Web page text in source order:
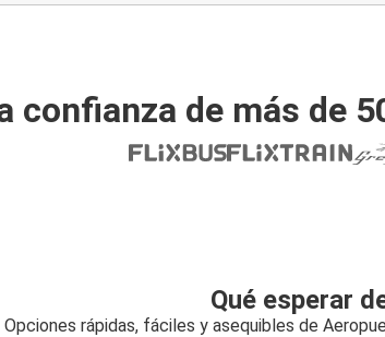
confianza de más de
Qué esperar
Opciones rápidas, fáciles y asequibles de